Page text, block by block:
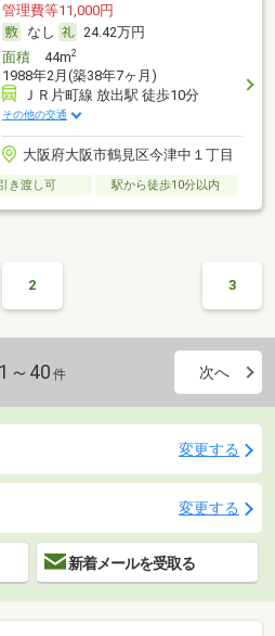
管理費等11,000円
なし
24.42万円
面積44m2
1988年2月(築38年7ヶ月)
ＪＲ片町線 放出駅 徒歩10分
その他の交通
大阪府大阪市鶴見区今津中１丁目
き渡し可 駅から徒歩10分以内
2 3
1～40 件 次へ
変更する
変更する
新着メールを受取る